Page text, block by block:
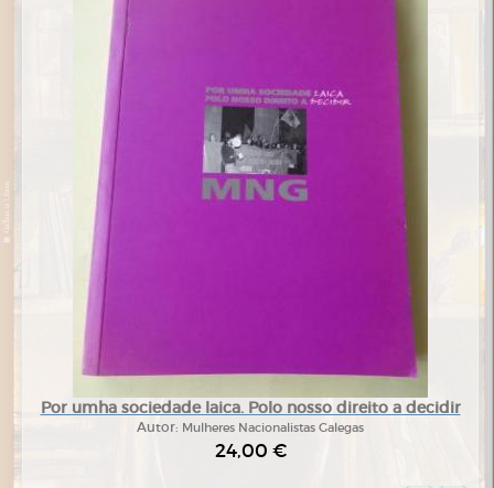
Por umha sociedade laica. Polo nosso direito a decidir
Autor: Mulheres Nacionalistas Galegas
24,00 €